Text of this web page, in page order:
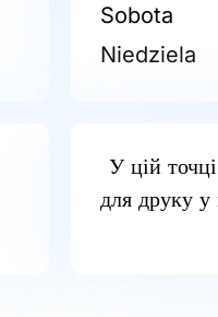
Sobota
Niedziela
У цій
для друку у